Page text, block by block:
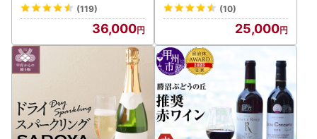
(119)
36,000
(10)
25,000